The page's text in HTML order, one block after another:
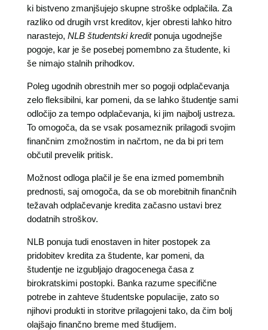
ki bistveno zmanjšujejo skupne stroške odplačila. Za
razliko od drugih vrst kreditov, kjer obresti lahko hitro
narastejo, NLB študentski kreditponuja ugodnejše
pogoje, kar je še posebej pomembno za študente, ki
še nimajo stalnih prihodkov.
Poleg ugodnih obrestnih mer so pogoji odplačevanja
zelo fleksibilni, kar pomeni, da se lahko študentje sami
odločijo za tempo odplačevanja, ki jim najbolj ustreza.
To omogoča, da se vsak posameznik prilagodi svojim
finančnim zmožnostim in načrtom, ne da bi pri tem
občutil prevelik pritisk.
Možnost odloga plačil je še ena izmed pomembnih
prednosti, saj omogoča, da se ob morebitnih finančnih
težavah odplačevanje kredita začasno ustavi brez
dodatnih stroškov.
NLB ponuja tudi enostaven in hiter postopek za
pridobitev kredita za študente, kar pomeni, da
študentje ne izgubljajo dragocenega časa z
birokratskimi postopki. Banka razume specifične
potrebe in zahteve študentske populacije, zato so
njihovi produkti in storitve prilagojeni tako, da čim bolj
olajšajo finančno breme med študijem.